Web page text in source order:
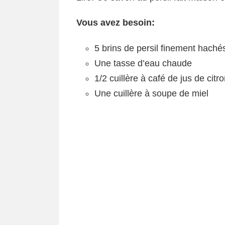
Vous avez besoin:
5 brins de persil finement
Une tasse d’eau chaude
1/2 cuillère à café de jus de
Une cuillère à soupe de miel